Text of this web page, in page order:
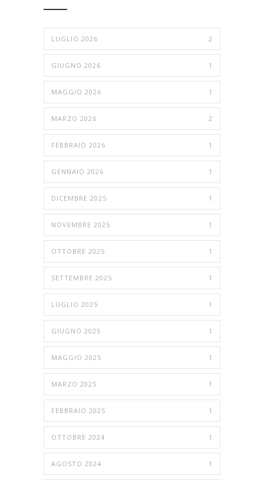
LUGLIO 2026 2
GIUGNO 2026 1
MAGGIO 2026 1
MARZO 2026 2
FEBBRAIO 2026 1
GENNAIO 2026 1
DICEMBRE 2025 1
NOVEMBRE 2025 1
OTTOBRE 2025 1
SETTEMBRE 2025 1
LUGLIO 2025 1
GIUGNO 2025 1
MAGGIO 2025 1
MARZO 2025 1
FEBBRAIO 2025 1
OTTOBRE 2024 1
AGOSTO 2024 1